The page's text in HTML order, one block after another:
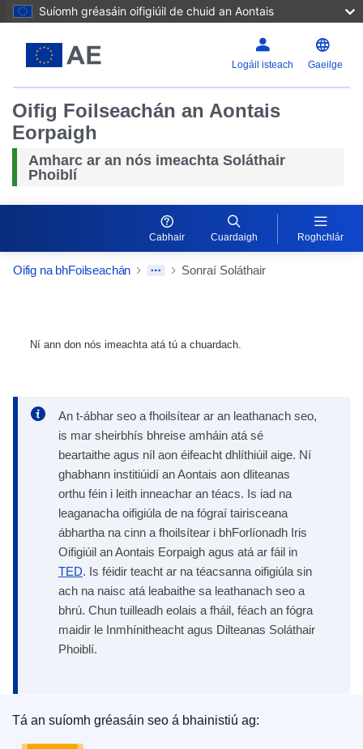
Suíomh gréasáin oifigiúil de chuid an Aontais
Logáil isteach Gaeilge
Oifig Foilseachán an Aontais
Eorpaigh
Amharc ar an nós imeachta Soláthair
Phoiblí
Cabhair Cuardaigh Roghchlár
Oifig na bhFoilseachán Sonraí Soláthair
Ní ann don nós imeachta atá tú a chuardach.
An t-ábhar seo a fhoilsítear ar an leathanach seo,
is mar sheirbhís bhreise amháin atá sé
beartaithe agus níl aon éifeacht dhlíthiúil aige. Ní
ghabhann institiúidí an Aontais aon dliteanas
orthu féin i leith inneachar an téacs. Is iad na
leaganacha oifigiúla de na fógraí tairisceana
ábhartha na cinn a fhoilsítear i bhForlíonadh Iris
Oifigiúil an Aontais Eorpaigh agus atá ar fáil in
TED. Is féidir teacht ar na téacsanna oifigiúla sin
ach na naisc atá leabaithe sa leathanach seo a
bhrú. Chun tuilleadh eolais a fháil, féach an fógra
maidir le Inmhínitheacht agus Dilteanas Soláthair
Phoiblí.
Oifig Foilseachán an Aontais Eorpaigh
Tá an suíomh gréasáin seo á bhainistiú ag: